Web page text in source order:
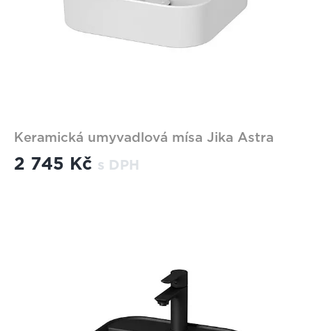
Keramická umyvadlová mísa Jika Astra
2 745 Kč s DPH